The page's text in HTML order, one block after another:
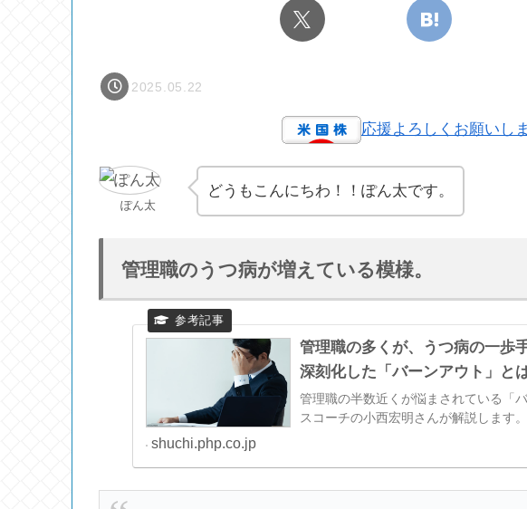
2025.05.22
応援よろしくお願いし
ぽん太
どうもこんにちわ！！ぽん太です。
管理職のうつ病が増えている模様。
管理職の多くが、うつ病の一歩
深刻化した「バーンアウト」と
管理職の半数近くが悩まされている「
スコーチの小西宏明さんが解説します。
shuchi.php.co.jp